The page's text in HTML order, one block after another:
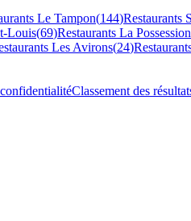
Le Tampon(144)Restaurants
Louis(69)Restaurants La Possession
Les Avirons(24)
Classement des